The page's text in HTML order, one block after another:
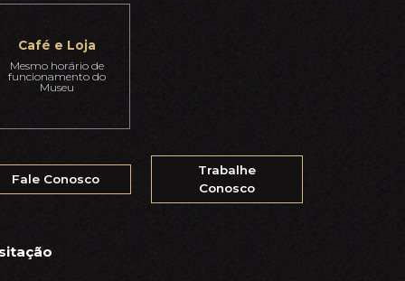
Café e Loja
Mesmo horário de
funcionamento do
Museu
Fale Conosco
Trabalhe
Conosco